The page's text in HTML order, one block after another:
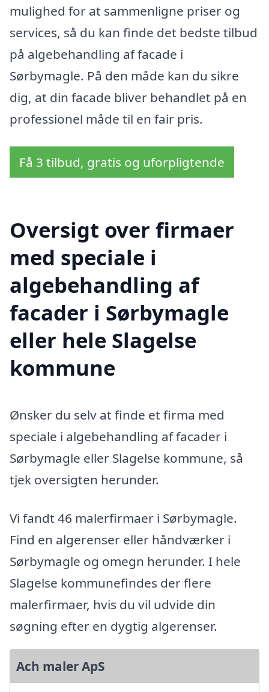
mulighed for at sammenligne priser og
services, så du kan finde det bedste tilbud
på algebehandling af facade i
Sørbymagle. På den måde kan du sikre
dig, at din facade bliver behandlet på en
professionel måde til en fair pris.
Få 3 tilbud, gratis og uforpligtende
Oversigt over firmaer
med speciale i
algebehandling af
facader i Sørbymagle
eller hele Slagelse
kommune
Ønsker du selv at finde et firma med
speciale i algebehandling af facader i
Sørbymagle eller Slagelse kommune, så
tjek oversigten herunder.
Vi fandt 46 malerfirmaer i Sørbymagle.
Find en algerenser eller håndværker i
Sørbymagle og omegn herunder. I hele
Slagelse kommunefindes der flere
malerfirmaer, hvis du vil udvide din
søgning efter en dygtig algerenser.
Ach maler ApS